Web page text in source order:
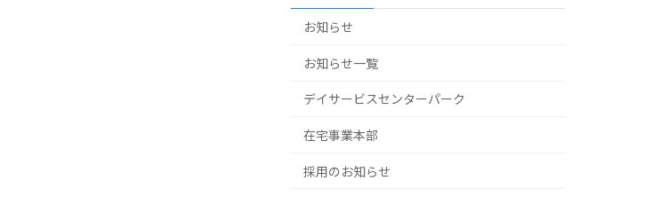
お知らせ
お知らせ一覧
デイサービスセンターパーク
在宅事業本部
採用のお知らせ